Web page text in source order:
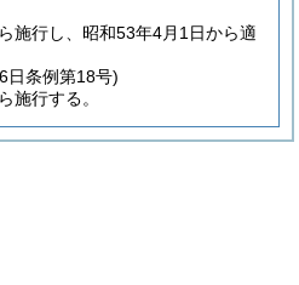
施行し、昭和53年4月1日から適
日条例第18号)
施行する。